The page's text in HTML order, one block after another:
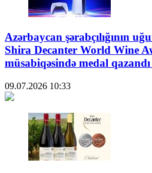
Azərbaycan şərabçılığının
Shira Decanter World Wine
müsabiqəsində medal qazandı
09.07.2026 10:33